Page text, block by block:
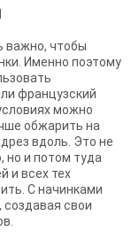
важно, чтобы
Именно поэтому
французский
можно
обжарить на
вдоль. Это не
и потом туда
и всех тех
С начинками
свои